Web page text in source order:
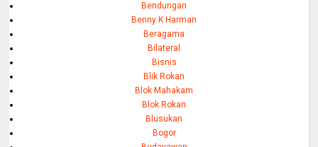
Bendungan
Benny K Harman
Beragama
Bilateral
Bisnis
Blik Rokan
Blok Mahakam
Blok Rokan
Blusukan
Bogor